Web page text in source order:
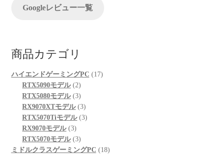
Googleレビュー一覧
商品カテゴリ
ハイエンドゲーミングPC 1717
RTX5090モデル 22
個
の
商
RTX5080モデル 33
個
の
品
RX9070XTモデル 33
個
品
RTX5070Tiモデル 33
商
RX9070モデル 33
個
の
RTX5070モデル 33
個
ミドルクラスゲーミングPC 1818